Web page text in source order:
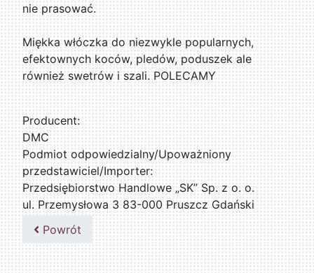
nie prasować.
Miękka włóczka do niezwykle popularnych,
efektownych koców, pledów, poduszek ale
również swetrów i szali. POLECAMY
Producent:
DMC
Podmiot odpowiedzialny/Upoważniony
przedstawiciel/Importer:
Przedsiębiorstwo Handlowe „SK” Sp. z o. o.
ul. Przemysłowa 3 83-000 Pruszcz Gdański
509076255
Powrót